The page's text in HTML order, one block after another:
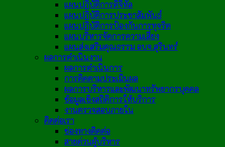
แผนปฏิบัติการดิจิทัล
แผนปฏิบัติการประชาสัมพันธ์
แผนปฏิบัติการป้องกันการทุจริต
แผนบริหารจัดการความเสี่ยง
แผนส่งเสริมคุณธรรม อบจ.สุรินทร์
ผลการดำเนินงาน
ผลการดำเนินการ
การติดตามประเมินผล
ผลการบริหารและพัฒนาทรัพยากรบุคคล
ข้อมูลเชิงสถิติการให้บริการ
งานตรวจสอบภายใน
ติดต่อเรา
ช่องทางติดต่อ
สายด่วนผู้บริหาร